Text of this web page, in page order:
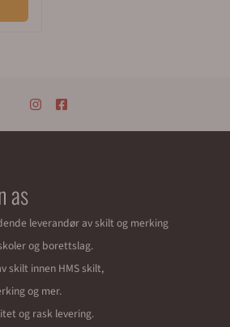
as
leverandør av skilt og merking
og borettslag.
skilt innen HMS skilt,
og mer.
og rask levering.